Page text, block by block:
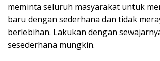
meminta seluruh masyarakat untuk
baru dengan sederhana dan tidak
berlebihan. Lakukan dengan
sesederhana mungkin.